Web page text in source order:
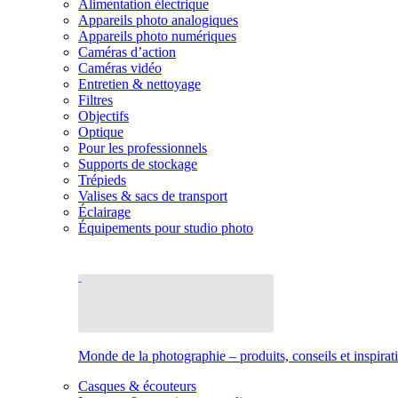
Alimentation électrique
Appareils photo analogiques
Appareils photo numériques
Caméras d’action
Caméras vidéo
Entretien & nettoyage
Filtres
Objectifs
Optique
Pour les professionnels
Supports de stockage
Trépieds
Valises & sacs de transport
Éclairage
Équipements pour studio photo
Monde de la photographie – produits, conseils et
Casques & écouteurs